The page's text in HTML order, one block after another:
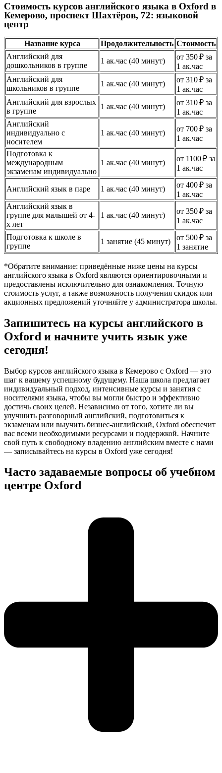
Стоимость курсов английского языка в Oxford в
Кемерово, проспект Шахтёров, 72: языковой
центр
Название курса Продолжительность Стоимость
Английский для
дошкольников в группе
1 ак.час (40 минут)
от 350 ₽ за
1 ак.час
Английский для
школьников в группе
1 ак.час (40 минут)
от 310 ₽ за
1 ак.час
Английский для взрослых
в группе
1 ак.час (40 минут)
от 310 ₽ за
1 ак.час
Английский
индивидуально с
носителем
1 ак.час (40 минут)
от 700 ₽ за
1 ак.час
Подготовка к
международным
экзаменам индивидуально
1 ак.час (40 минут)
от 1100 ₽ за
1 ак.час
Английский язык в паре 1 ак.час (40 минут)
от 400 ₽ за
1 ак.час
Английский язык в
группе для малышей от 4-
х лет
1 ак.час (40 минут)
от 350 ₽ за
1 ак.час
Подготовка к школе в
группе
1 занятие (45 минут)
от 500 ₽ за
1 занятие
*Обратите внимание: приведённые ниже цены на курсы
английского языка в Oxford являются ориентировочными и
предоставлены исключительно для ознакомления. Точную
стоимость услуг, а также возможность получения скидок или
акционных предложений уточняйте у администратора школы.
Запишитесь на курсы английского в
Oxford и начните учить язык уже
сегодня!
Выбор курсов английского языка в Кемерово с Oxford — это
шаг к вашему успешному будущему. Наша школа предлагает
индивидуальный подход, интенсивные курсы и занятия с
носителями языка, чтобы вы могли быстро и эффективно
достичь своих целей. Независимо от того, хотите ли вы
улучшить разговорный английский, подготовиться к
экзаменам или выучить бизнес-английский, Oxford обеспечит
вас всеми необходимыми ресурсами и поддержкой. Начните
свой путь к свободному владению английским вместе с нами
— записывайтесь на курсы в Oxford уже сегодня!
Часто задаваемые вопросы об учебном
центре Oxford